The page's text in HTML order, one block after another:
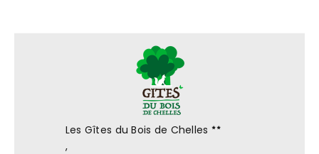
Les Gîtes du Bois de Chelles
,